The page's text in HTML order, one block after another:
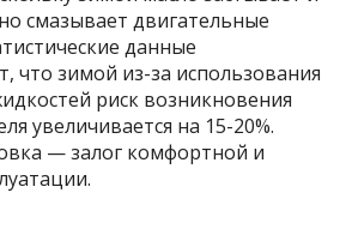
смазывает двигательные
данные
что зимой из-за использования
риск возникновения
увеличивается на 15-20%.
— залог комфортной и